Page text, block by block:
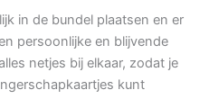
in de bundel plaatsen en er
persoonlijke en blijvende
netjes bij elkaar, zodat je
kunt